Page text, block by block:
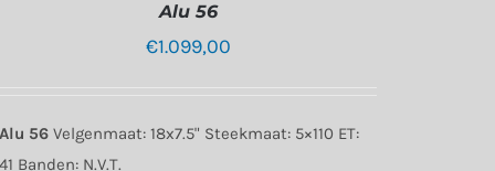
Alu 56
€1.099,00
Alu 56 Velgenmaat: 18x7.5" Steekmaat: 5×110 ET:
41 Banden: N.V.T.